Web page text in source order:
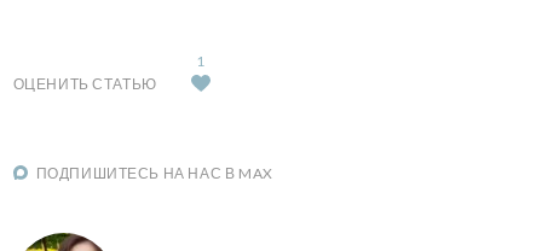
ОЦЕНИТЬ СТАТЬЮ
1
ПОДПИШИТЕСЬ НА НАС В MAX